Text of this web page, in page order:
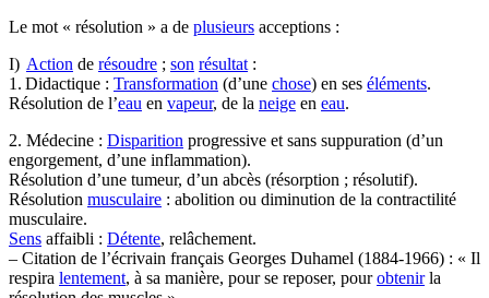
Le mot « résolution » a de plusieurs acceptions :
I) Action de résoudre ; son résultat :
1. Didactique : Transformation (d’une chose) en ses éléments.
Résolution de l’eau en vapeur, de la neige en eau.
2. Médecine : Disparition progressive et sans suppuration (d’un
engorgement, d’une inflammation).
Résolution d’une tumeur, d’un abcès (résorption ; résolutif).
Résolution musculaire : abolition ou diminution de la contractilité
musculaire.
Sens affaibli : Détente, relâchement.
– Citation de l’écrivain français Georges Duhamel (1884-1966) : « Il
respira lentement, à sa manière, pour se reposer, pourobtenirla